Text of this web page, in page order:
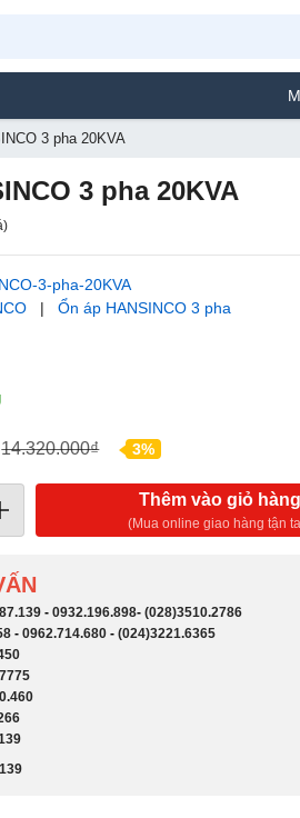
Máy
3 pha 20KVA
3 pha 20KVA
3-pha-20KVA
|Ổn áp HANSINCO 3 pha
14.320.000₫ 3%
Thêm vào giỏ hàng
(Mua online giao hàng tận
-0932.196.898-(028)3510.2786
-0962.714.680 -(024)3221.6365